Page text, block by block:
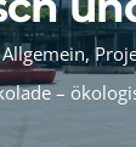
Allgemein,
–